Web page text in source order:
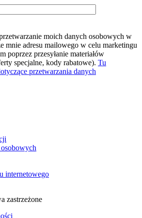
moich danych osobowych w
mnie adresu mailowego w celu marketingu
poprzez przesyłanie materiałów
specjalne, kody rabatowe). Tu
przetwarzania danych
internetowego
zastrzeżone